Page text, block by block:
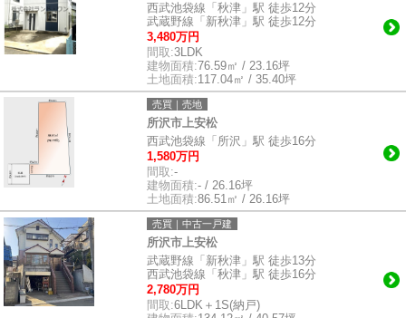
西武池袋線「秋津」駅 徒歩12分
武蔵野線「新秋津」駅 徒歩12分
3,480万円
間取:3LDK
建物面積:76.59㎡ / 23.16坪
土地面積:117.04㎡ / 35.40坪
売買｜売地
所沢市上安松
西武池袋線「所沢」駅 徒歩16分
1,580万円
間取:-
建物面積:- / 26.16坪
土地面積:86.51㎡ / 26.16坪
売買｜中古一戸建
所沢市上安松
武蔵野線「新秋津」駅 徒歩13分
西武池袋線「秋津」駅 徒歩16分
2,780万円
間取:6LDK＋1S(納戸)